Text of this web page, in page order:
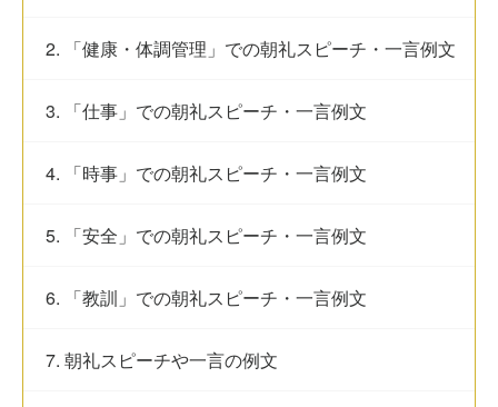
2. 「健康・体調管理」での朝礼スピーチ・一言例文
3. 「仕事」での朝礼スピーチ・一言例文
4. 「時事」での朝礼スピーチ・一言例文
5. 「安全」での朝礼スピーチ・一言例文
6. 「教訓」での朝礼スピーチ・一言例文
7. 朝礼スピーチや一言の例文